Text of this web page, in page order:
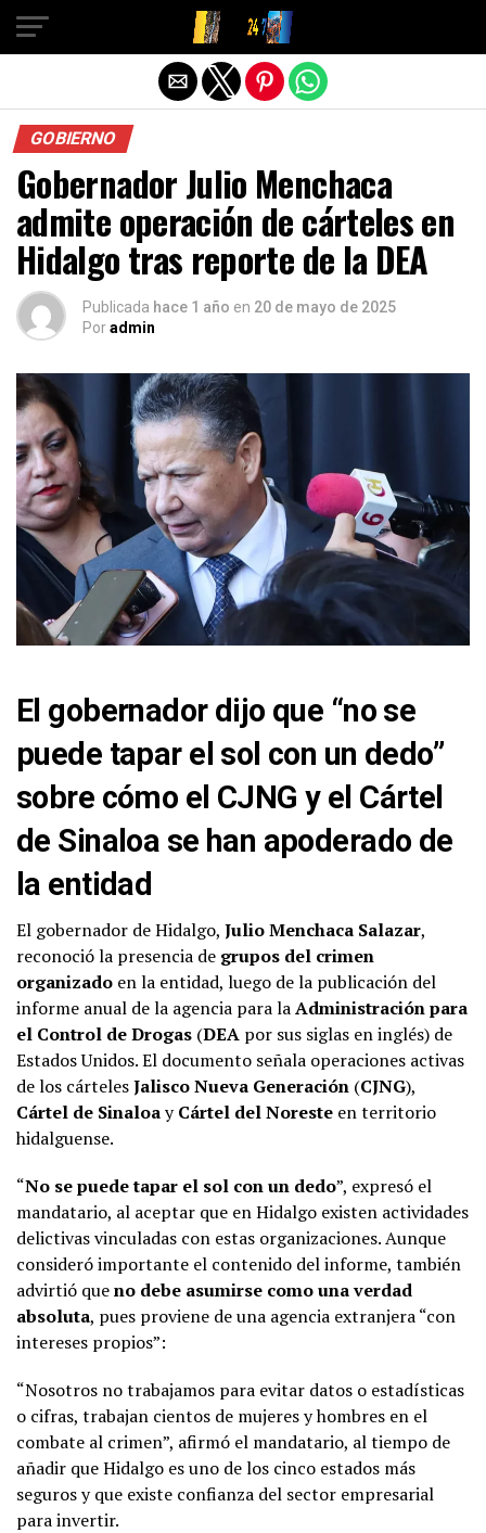
GOBIERNO
Gobernador Julio Menchaca
admite operación de cárteles en
Hidalgo tras reporte de la DEA
Publicada hace 1 año en 20 de mayo de 2025
Poradmin
El gobernador dijo que “no se
puede tapar el sol con un dedo”
sobre cómo el CJNG y el Cártel
de Sinaloa se han apoderado de
la entidad
El gobernador de Hidalgo, Julio Menchaca Salazar,
reconoció la presencia de grupos del crimen
organizado en la entidad, luego de la publicación del
informe anual de la agencia para laAdministración para
el Control de Drogas (DEA por sus siglas en inglés) de
Estados Unidos. El documento señala operaciones activas
de los cártelesJalisco Nueva Generación (CJNG),
Cártel de SinaloayCártel del Noreste en territorio
hidalguense.
“No se puede tapar el sol con un dedo”, expresó el
mandatario, al aceptar que en Hidalgo existen actividades
delictivas vinculadas con estas organizaciones. Aunque
consideró importante el contenido del informe, también
advirtió queno debe asumirse como una verdad
absoluta, pues proviene de una agencia extranjera “con
intereses propios”:
“Nosotros no trabajamos para evitar datos o estadísticas
o cifras, trabajan cientos de mujeres y hombres en el
combate al crimen”, afirmó el mandatario, al tiempo de
añadir que Hidalgo es uno de los cinco estados más
seguros y que existe confianza del sector empresarial
para invertir.
Salir de la versión móvil